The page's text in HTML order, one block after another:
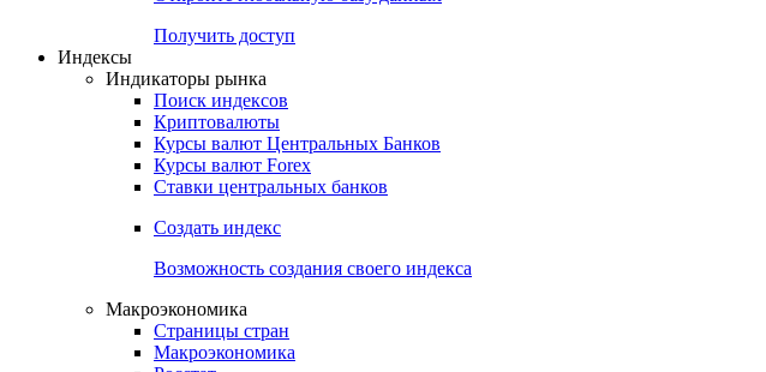
Попробуйте7-дневный
Получить доступ
Индикаторы рынка
Поиск индексов
Криптовалюты
Курсы валют Центральных Банков
Курсы валют Forex
Ставки центральных банков
Создать индекс
Возможность создания своего индекса